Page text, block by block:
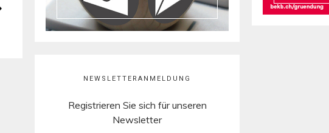
NEWSLETTERANMELDUNG
Registrieren Sie sich für unseren
Newsletter